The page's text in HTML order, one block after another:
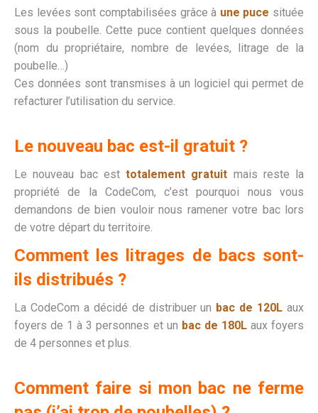
Les levées sont comptabilisées grâce à une puce située
sous la poubelle. Cette puce contient quelques données
(nom du propriétaire, nombre de levées, litrage de la
poubelle…)
Ces données sont transmises à un logiciel qui permet de
refacturer l’utilisation du service.
Le nouveau bac est-il gratuit ?
Le nouveau bac est totalement gratuit mais reste la
propriété de la CodeCom, c’est pourquoi nous vous
demandons de bien vouloir nous ramener votre bac lors
de votre départ du territoire.
Comment les litrages de bacs sont-
ils distribués ?
La CodeCom a décidé de distribuer un bac de 120L aux
foyers de 1 à 3 personnes et un bac de 180Laux foyers
de 4 personnes et plus.
Comment faire si mon bac ne ferme